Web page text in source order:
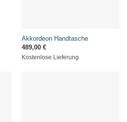
Akkordeon Handtasche
489,00 €
Kostenlose Lieferung